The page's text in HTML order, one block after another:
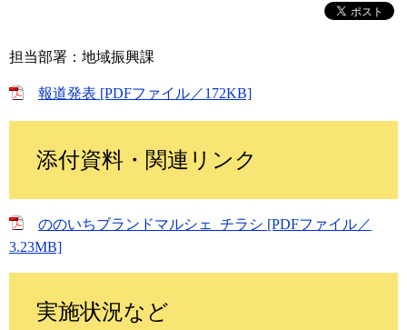
担当部署：地域振興課
報道発表 [PDFファイル／172KB]
添付資料・関連リンク
ののいちブランドマルシェ_チラシ [PDFファイル／
3.23MB]
実施状況など